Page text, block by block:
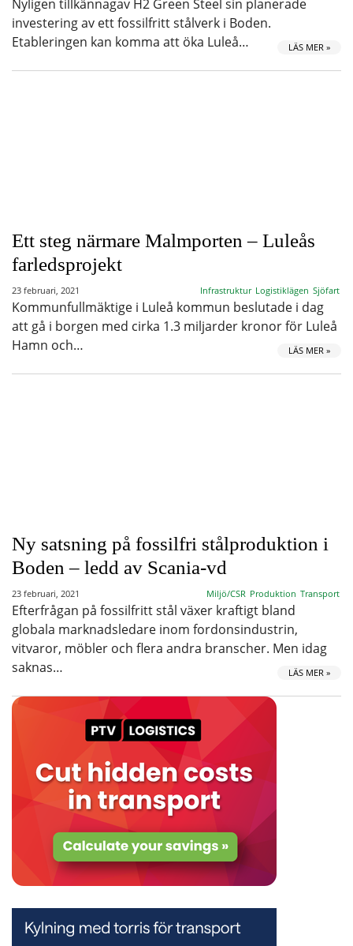
Nyligen tillkännagav H2 Green Steel sin planerade
investering av ett fossilfritt stålverk i Boden.
Etableringen kan komma att öka Luleå…
LÄS MER »
Ett steg närmare Malmporten – Luleås
farledsprojekt
23 februari, 2021 Infrastruktur Logistiklägen Sjöfart
Kommunfullmäktige i Luleå kommun beslutade i dag
att gå i borgen med cirka 1.3 miljarder kronor för Luleå
Hamn och…
LÄS MER »
Ny satsning på fossilfri stålproduktion i
Boden – ledd av Scania-vd
23 februari, 2021 Miljö/CSR Produktion Transport
Efterfrågan på fossilfritt stål växer kraftigt bland
globala marknadsledare inom fordonsindustrin,
vitvaror, möbler och flera andra branscher. Men idag
saknas…
LÄS MER »